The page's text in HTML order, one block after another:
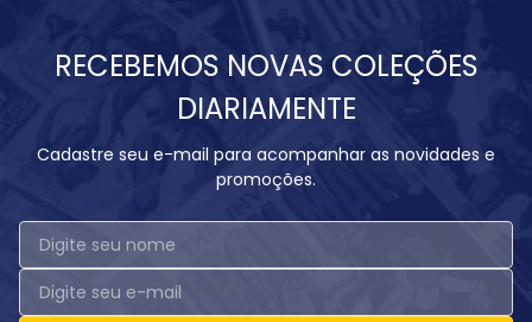
RECEBEMOS NOVAS COLEÇÕES
DIARIAMENTE
Cadastre seu e-mail para acompanhar as novidades e
promoções.